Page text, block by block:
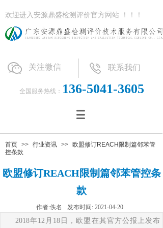
欢迎进入安源鼎盛检测评价官方网站 ！！！
关注微信 联系我们
全国服务热线： 136-5041-3605
首页 >> 行业资讯 >>
欧盟修订REACH限制篇邻苯管
控条款
欧盟修订REACH限制篇邻苯管控条
款
作者:佚名 发布时间: 2021-04-20
2018年12月18日，欧盟在其官方公报上发布